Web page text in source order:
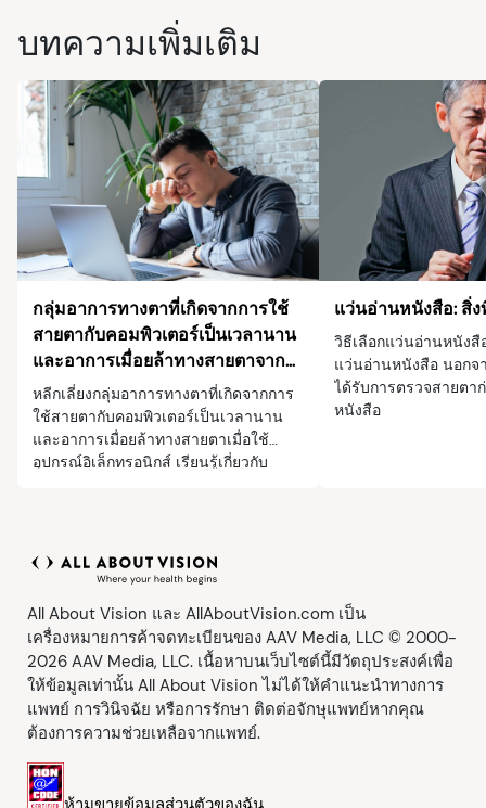
บทความเพิ่มเติม
กลุ่มอาการทางตาที่เกิดจากการใช้
สายตากับคอมพิวเตอร์เป็นเวลานาน
และอาการเมื่อยล้าทางสายตาจาก
อุปกรณ์ดิจิตอล
หลีกเลี่ยงกลุ่มอาการทางตาที่เกิดจากการ
ใช้สายตากับคอมพิวเตอร์เป็นเวลานาน
และอาการเมื่อยล้าทางสายตาเมื่อใช้
อุปกรณ์อิเล็กทรอนิกส์ เรียนรู้เกี่ยวกับ
แว่นอ่านหนังสือ: สิ่
วิธีเลือกแว่นอ่านหนังสื
แว่นอ่านหนังสือ นอก
ได้รับการตรวจสายต
หนังสือ
All About Vision และ AllAboutVision.com เป็น
เครื่องหมายการค้าจดทะเบียนของ AAV Media, LLC © 2000-
2026 AAV Media, LLC. เนื้อหาบนเว็บไซต์นี้มีวัตถุประสงค์เพื่อ
ให้ข้อมูลเท่านั้น All About Vision ไม่ได้ให้คำแนะนำทางการ
แพทย์ การวินิจฉัย หรือการรักษา ติดต่อจักษุแพทย์หากคุณ
ต้องการความช่วยเหลือจากแพทย์.